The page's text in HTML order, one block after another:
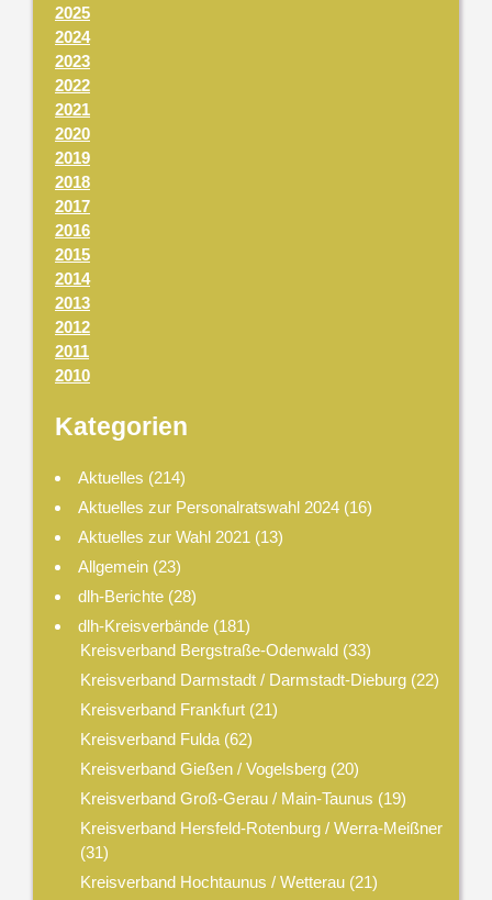
2025
2024
2023
2022
2021
2020
2019
2018
2017
2016
2015
2014
2013
2012
2011
2010
Kategorien
Aktuelles (214)
Aktuelles zur Personalratswahl 2024 (16)
Aktuelles zur Wahl 2021 (13)
Allgemein (23)
dlh-Berichte (28)
dlh-Kreisverbände (181)
Kreisverband Bergstraße-Odenwald(33)
Kreisverband Darmstadt / Darmstadt-Dieburg(22)
Kreisverband Frankfurt(21)
Kreisverband Fulda(62)
Kreisverband Gießen / Vogelsberg(20)
Kreisverband Groß-Gerau / Main-Taunus (19)
Kreisverband Hersfeld-Rotenburg / Werra-Meißner
(31)
Kreisverband Hochtaunus / Wetterau(21)